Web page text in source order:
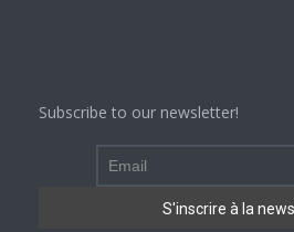
Subscribe to our newsletter!